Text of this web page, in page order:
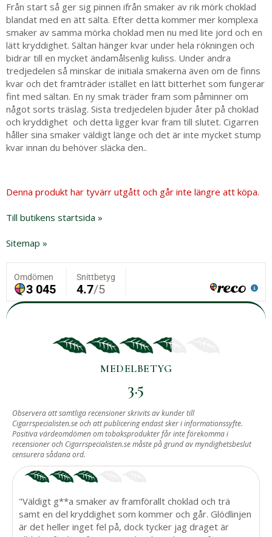
Från start så ger sig pinnen ifrån smaker av rik mörk choklad
blandat med en ätt sälta. Efter detta kommer mer komplexa
smaker av samma mörka choklad men nu med lite jord och en
lätt kryddighet. Sältan hänger kvar under hela rökningen och
bidrar till en mycket ändamålsenlig kuliss. Under andra
tredjedelen så minskar de initiala smakerna även om de finns
kvar och det framträder istället en lätt bitterhet som fungerar
fint med sältan. En ny smak träder fram som påminner om
något sorts träslag. Sista tredjedelen bjuder åter på choklad
och kryddighet och detta ligger kvar fram till slutet. Cigarren
håller sina smaker väldigt länge och det är inte mycket stump
kvar innan du behöver släcka den..
Denna produkt har tyvärr utgått och går inte längre att köpa.
Till butikens startsida »
Sitemap »
MEDELBETYG
3.5
BASERAT PÅ
2
Observera att samtliga recensioner skrivits av kunder till
Cigarrspecialisten.se och att publicering endast sker i informationssyfte.
Positiva värdeomdömen om tobaksprodukter får inte förekomma i
recensioner och Cigarrspecialisten.se måste på grund av myndighetsbeslut
censurera sådana ord.
"Väldigt g**a smaker av framförallt choklad och trä
samt en del kryddighet som kommer och går. Glödlinjen
är det heller inget fel på, dock tycker jag draget är